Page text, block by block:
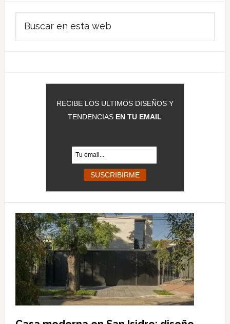
Barra
lateral
principal
RECIBE LOS ULTIMOS DISEÑOS Y
TENDENCIAS EN TU EMAIL